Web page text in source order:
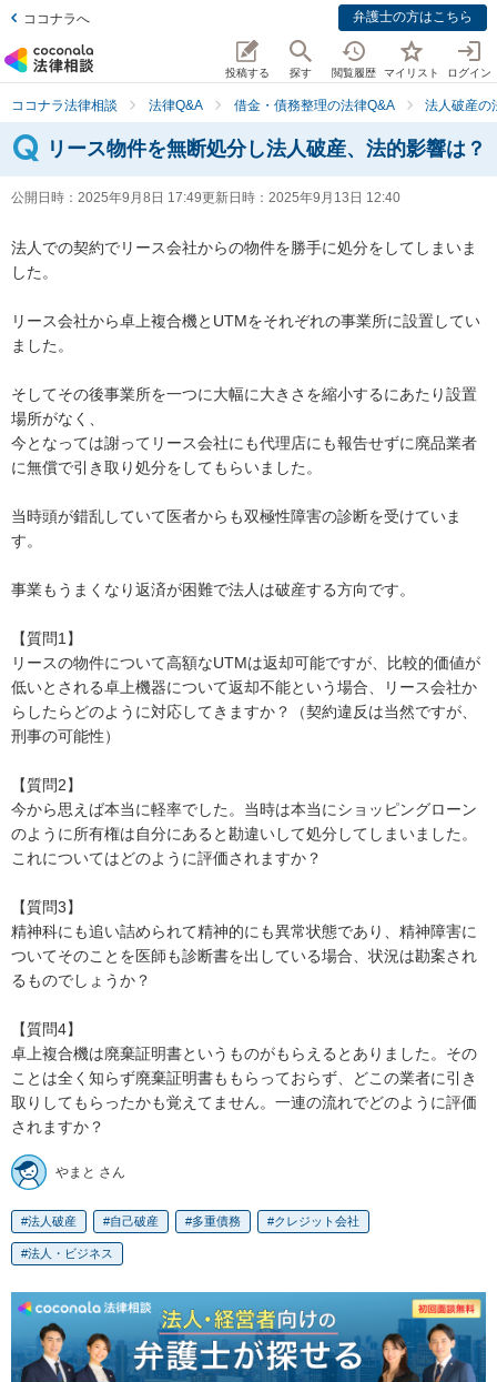
ココナラへ 弁護士の方はこちら
投稿する 探す 閲覧履歴 マイリスト ログイン
ココナラ法律相談 法律Q&A 借金・債務整理の法律Q&A 法人破産の
リース物件を無断処分し法人破産、法的影響は？
公開日時： 2025年9月8日 17:49更新日時： 2025年9月13日 12:40
法人での契約でリース会社からの物件を勝手に処分をしてしまいま
した。
リース会社から卓上複合機とUTMをそれぞれの事業所に設置してい
ました。
そしてその後事業所を一つに大幅に大きさを縮小するにあたり設置
場所がなく、
今となっては謝ってリース会社にも代理店にも報告せずに廃品業者
に無償で引き取り処分をしてもらいました。
当時頭が錯乱していて医者からも双極性障害の診断を受けていま
す。
事業もうまくなり返済が困難で法人は破産する方向です。
【質問1】
リースの物件について高額なUTMは返却可能ですが、比較的価値が
低いとされる卓上機器について返却不能という場合、リース会社か
らしたらどのように対応してきますか？（契約違反は当然ですが、
刑事の可能性）
【質問2】
今から思えば本当に軽率でした。当時は本当にショッピングローン
のように所有権は自分にあると勘違いして処分してしまいました。
これについてはどのように評価されますか？
【質問3】
精神科にも追い詰められて精神的にも異常状態であり、精神障害に
ついてそのことを医師も診断書を出している場合、状況は勘案され
るものでしょうか？
【質問4】
卓上複合機は廃棄証明書というものがもらえるとありました。その
ことは全く知らず廃棄証明書ももらっておらず、どこの業者に引き
取りしてもらったかも覚えてません。一連の流れでどのように評価
されますか？
やまと さん
法人破産 自己破産 多重債務 クレジット会社
法人・ビジネス